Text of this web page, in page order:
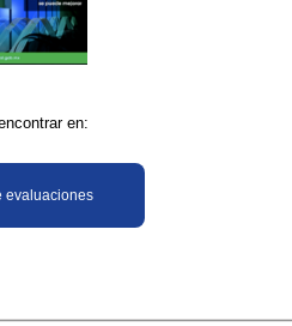
en:
evaluaciones